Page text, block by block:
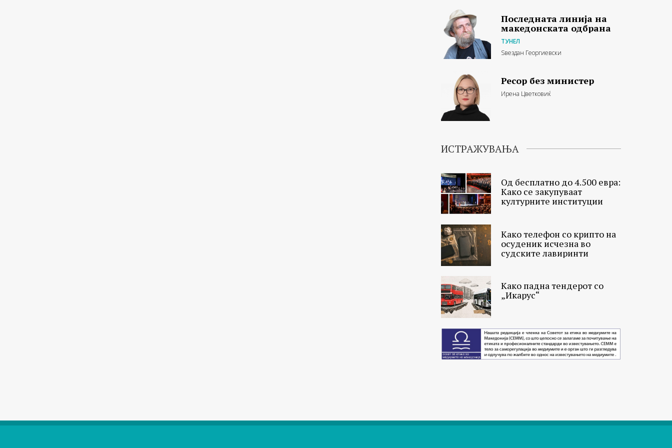
Последната линија на
македонската одбрана
ТУНЕЛ
Ѕвездан Георгиевски
Ресор без министер
Ирена Цветковиќ
ИСТРАЖУВАЊА
Од бесплатно до 4.500 евра:
Како се закупуваат
културните институции
Како телефон со крипто на
осуденик исчезна во
судските лавиринти
Како падна тендерот со
„Икарус“